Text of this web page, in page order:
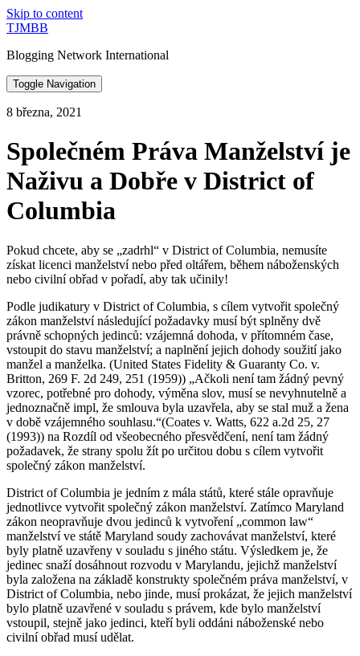
Skip to content
TJMBB
Blogging Network International
Toggle Navigation
8 března, 2021
Společném Práva Manželství je
Naživu a Dobře v District of
Columbia
Pokud chcete, aby se „zadrhl“ v District of Columbia, nemusíte
získat licenci manželství nebo před oltářem, během náboženských
nebo civilní obřad v pořadí, aby tak učinily!
Podle judikatury v District of Columbia, s cílem vytvořit společný
zákon manželství následující požadavky musí být splněny dvě
právně schopných jedinců: vzájemná dohoda, v přítomném čase,
vstoupit do stavu manželství; a naplnění jejich dohody soužití jako
manžel a manželka. (United States Fidelity & Guaranty Co. v.
Britton, 269 F. 2d 249, 251 (1959)) „Ačkoli není tam žádný pevný
vzorec, potřebné pro dohody, výměna slov, musí se nevyhnutelně a
jednoznačně impl, že smlouva byla uzavřela, aby se stal muž a žena
v době vzájemného souhlasu.“(Coates v. Watts, 622 a.2d 25, 27
(1993)) na Rozdíl od všeobecného přesvědčení, není tam žádný
požadavek, že strany spolu žít po určitou dobu s cílem vytvořit
společný zákon manželství.
District of Columbia je jedním z mála států, které stále opravňuje
jednotlivce vytvořit společný zákon manželství. Zatímco Maryland
zákon neopravňuje dvou jedinců k vytvoření „common law“
manželství ve státě Maryland soudy zachovávat manželství, které
byly platně uzavřeny v souladu s jiného státu. Výsledkem je, že
jedinec snaží dosáhnout rozvodu v Marylandu, jejichž manželství
byla založena na základě konstrukty společném práva manželství, v
District of Columbia, nebo jinde, musí prokázat, že jejich manželství
bylo platně uzavřené v souladu s právem, kde bylo manželství
vstoupil, stejně jako jedinci, kteří byli oddáni náboženské nebo
civilní obřad musí udělat.